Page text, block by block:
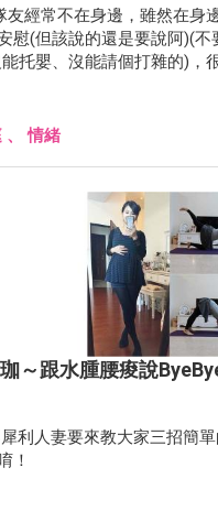
經常不在身邊，雖然在身
慰(但該說的還是要說阿)(
托嬰、沒能請個打雜的)，
生活壓的喘不過氣來，過
的生活中還是有很多美好。
、情緒
～跟水腫腰痠說
利人妻要來教大家三招簡
！